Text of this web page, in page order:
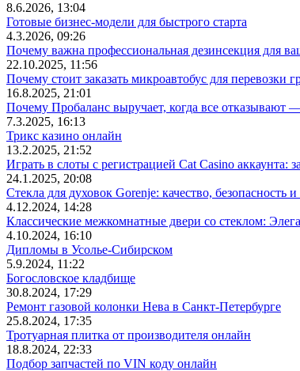
8.6.2026, 13:04
Готовые бизнес-модели для быстрого старта
4.3.2026, 09:26
Почему важна профессиональная дезинсекция для
22.10.2025, 11:56
Почему стоит заказать микроавтобус для перевозки
16.8.2025, 21:01
Почему Пробаланс выручает, когда все
7.3.2025, 16:13
Трикс казино онлайн
13.2.2025, 21:52
Играть в слоты с регистрацией Cat Casino
24.1.2025, 20:08
Стекла для духовок Gorenje: качество, безопасность и
4.12.2024, 14:28
Классические межкомнатные двери со стеклом:
4.10.2024, 16:10
Дипломы в Усолье-Сибирском
5.9.2024, 11:22
Богословское кладбище
30.8.2024, 17:29
Ремонт газовой колонки Нева в Санкт-Петербурге
25.8.2024, 17:35
Тротуарная плитка от производителя онлайн
18.8.2024, 22:33
Подбор запчастей по VIN коду онлайн